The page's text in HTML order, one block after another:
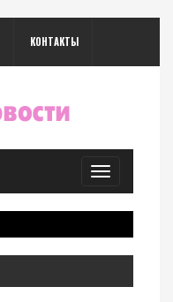
КОНТАКТЫ
Toggle
navigation